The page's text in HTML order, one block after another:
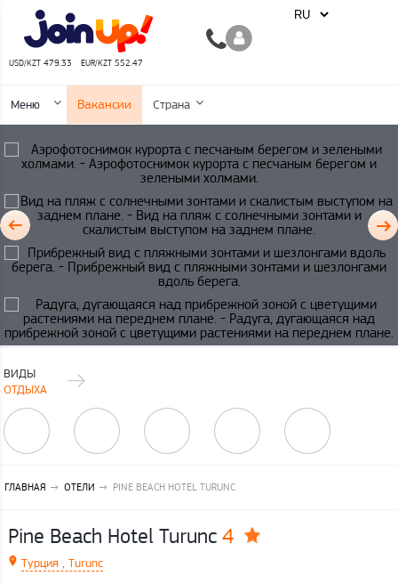
USD/KZT 479.33 EUR/KZT 552.47
Меню Вакансии Страна
ВИДЫ
ОТДЫХА
ГЛАВНАЯ ОТЕЛИ PINE BEACH HOTEL TURUNC
Pine Beach Hotel Turunc 4
Турция , Turunc